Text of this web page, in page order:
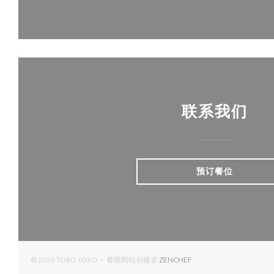
联系我们
预订餐位
© 2026 TORO TORO — 餐馆网站创建者 ZENCHEF